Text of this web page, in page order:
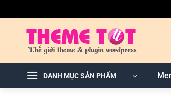
DANH MỤC SẢN PHẨM